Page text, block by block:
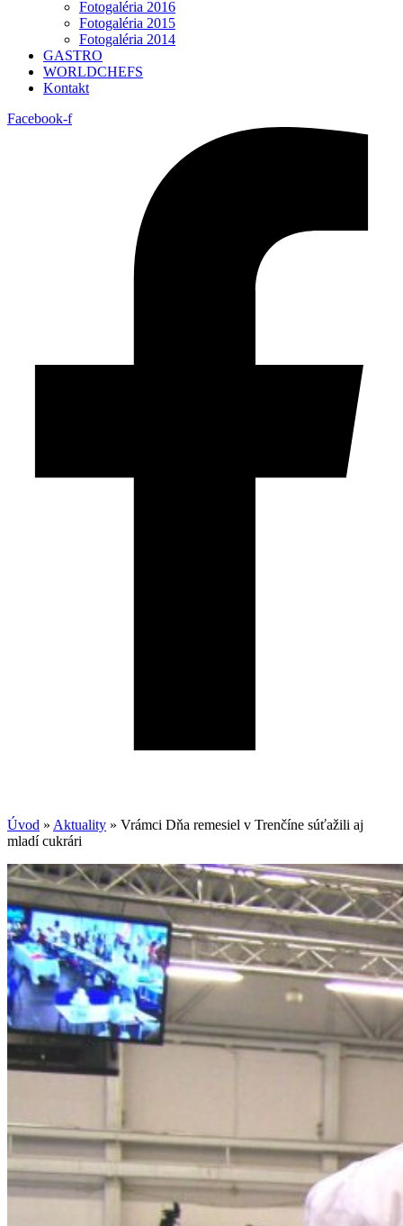
Fotogaléria 2016
Fotogaléria 2015
Fotogaléria 2014
GASTRO
WORLDCHEFS
Kontakt
Facebook-f
Úvod » Aktuality » Vrámci Dňa remesiel v Trenčíne súťažili aj
mladí cukrári